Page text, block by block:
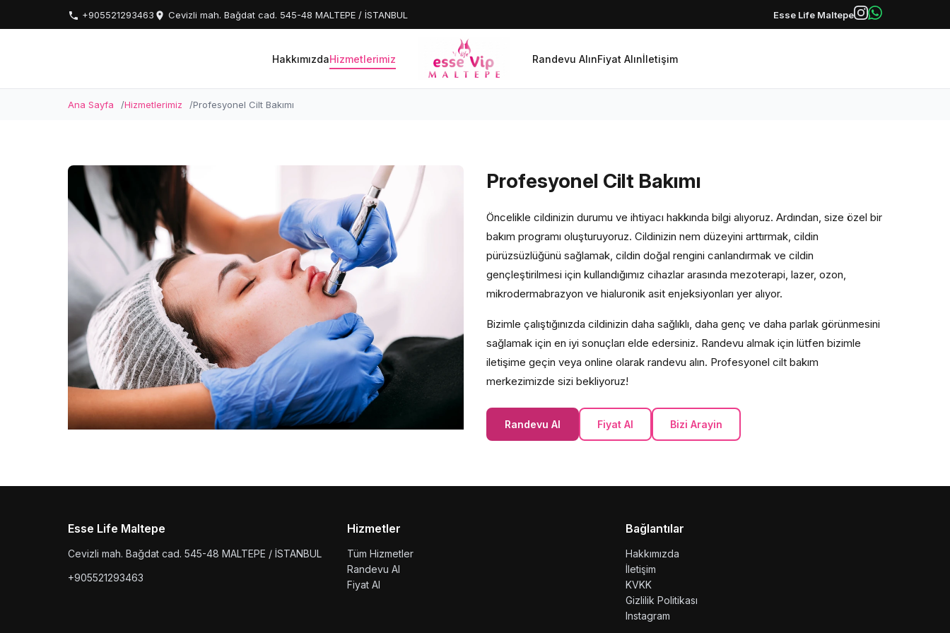
+905521293463 Cevizli mah. Bağdat cad. 545-48 MALTEPE / İSTANBUL Esse Life Maltepe
HakkımızdaHizmetlerimiz Randevu AlınFiyat Alınİletişim
Ana Sayfa Hizmetlerimiz Profesyonel Cilt Bakımı
Profesyonel Cilt Bakımı
Öncelikle cildinizin durumu ve ihtiyacı hakkında bilgi alıyoruz. Ardından, size özel bir
bakım programı oluşturuyoruz. Cildinizin nem düzeyini arttırmak, cildin
pürüzsüzlüğünü sağlamak, cildin doğal rengini canlandırmak ve cildin
gençleştirilmesi için kullandığımız cihazlar arasında mezoterapi, lazer, ozon,
mikrodermabrazyon ve hialuronik asit enjeksiyonları yer alıyor.
Bizimle çalıştığınızda cildinizin daha sağlıklı, daha genç ve daha parlak görünmesini
sağlamak için en iyi sonuçları elde edersiniz. Randevu almak için lütfen bizimle
iletişime geçin veya online olarak randevu alın. Profesyonel cilt bakım
merkezimizde sizi bekliyoruz!
Randevu Al Fiyat Al Bizi Arayin
Esse Life Maltepe
Cevizli mah. Bağdat cad. 545-48 MALTEPE / İSTANBUL
+905521293463
Hizmetler
Tüm Hizmetler
Randevu Al
Fiyat Al
Bağlantılar
Hakkımızda
İletişim
KVKK
Gizlilik Politikası
Instagram